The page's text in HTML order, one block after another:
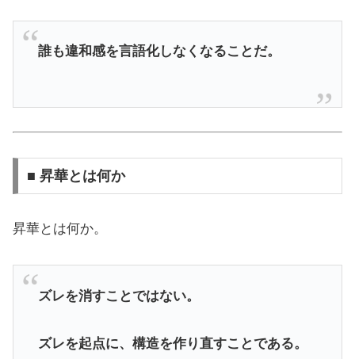
誰も違和感を言語化しなくなることだ。
■ 昇華とは何か
昇華とは何か。
ズレを消すことではない。
ズレを起点に、構造を作り直すことである。